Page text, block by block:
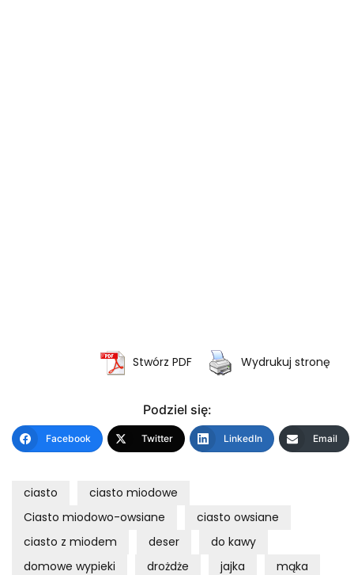
Stwórz PDF Wydrukuj stronę
Podziel się:
Facebook Twitter LinkedIn Email
ciasto
ciasto miodowe
Ciasto miodowo-owsiane
ciasto owsiane
ciasto z miodem
deser
do kawy
domowe wypieki
drożdże jajka
mąka